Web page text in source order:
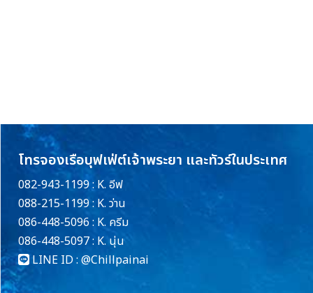
โทรจองเรือบุฟเฟ่ต์เจ้าพระยา และทัวร์ในประเทศ
082-943-1199 : K. อีฟ
088-215-1199 : K. ว่าน
086-448-5096 : K. ครีม
086-448-5097 : K. นุ่น
LINE ID : @Chillpainai